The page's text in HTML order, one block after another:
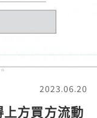
2023.06.20
方買方流動